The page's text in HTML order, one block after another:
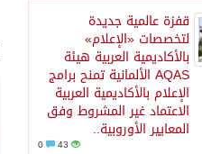
قفزة عالمية جديدة
لتخصصات «الإعلام»
بالأكاديمية العربية هيئة
AQAS الألمانية تمنح برامج
الإعلام بالأكاديمية العربية
الاعتماد غير المشروط وفق
المعايير الأوروبية..
43